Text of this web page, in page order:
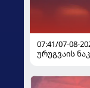
07:41/07-08-
ურუგვაის